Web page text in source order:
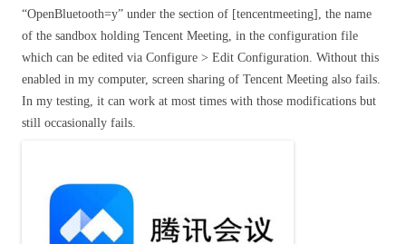
“OpenBluetooth=y” under the section of [tencentmeeting], the name
of the sandbox holding Tencent Meeting, in the configuration file
which can be edited via Configure > Edit Configuration. Without this
enabled in my computer, screen sharing of Tencent Meeting also fails.
In my testing, it can work at most times with those modifications but
still occasionally fails.